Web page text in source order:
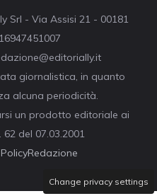
Srl - Via Assisi 21 - 00181
giornalistica, in quanto
alcuna periodicità.
un prodotto editoriale ai
del 07.03.2001
Redazione
Change privacy settings